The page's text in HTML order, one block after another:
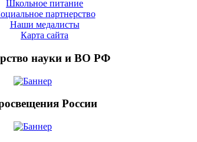
Школьное питание
партнерство
Наши медалисты
Карта сайта
науки и ВО РФ
России